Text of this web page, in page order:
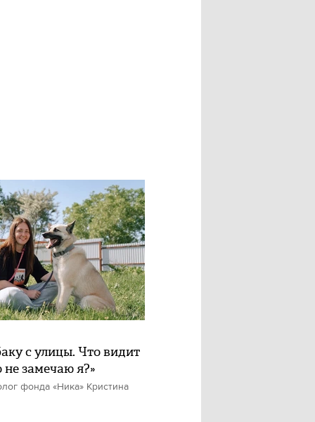
с улицы. Что видит
не замечаю я?»
фонда «Ника» Кристина